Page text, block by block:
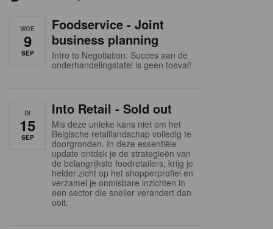
WOE
9
SEP
Foodservice - Joint
business planning
Intro to Negotiation: Succes aan de
onderhandelingstafel is geen toeval!
DI
15
SEP
Into Retail - Sold out
Mis deze unieke kans niet om het
Belgische retaillandschap volledig te
doorgronden. In deze essentiële
update ontdek je de strategieën van
de belangrijkste foodretailers, krijg je
helder zicht op het shopperprofiel en
verzamel je onmisbare inzichten in
een sector die sneller verandert dan
ooit.